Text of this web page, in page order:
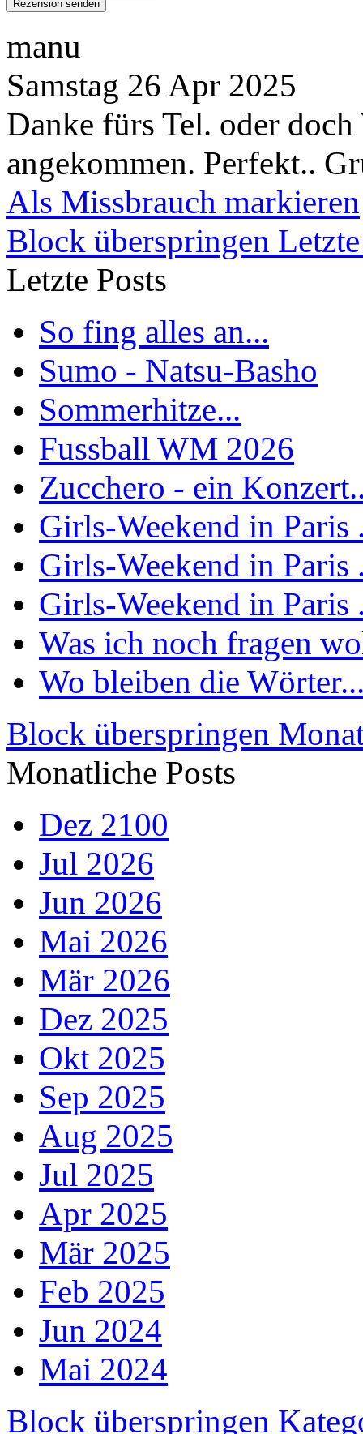
manu
Samstag 26 Apr 2025
Danke fürs Tel. oder
angekommen. Perfekt..
Als Missbrauch markieren
Block überspringen
Letzte Posts
So fing alles an...
Sumo - Natsu-Basho
Sommerhitze...
Fussball WM 2026
Zucchero - ein
Girls-Weekend in Paris
Girls-Weekend in Paris
Girls-Weekend in Paris
Was ich noch fragen
Wo bleiben die
Block überspringen
Monatliche Posts
Dez 2100
Jul 2026
Jun 2026
Mai 2026
Mär 2026
Dez 2025
Okt 2025
Sep 2025
Aug 2025
Jul 2025
Apr 2025
Mär 2025
Feb 2025
Jun 2024
Mai 2024
Block überspringen